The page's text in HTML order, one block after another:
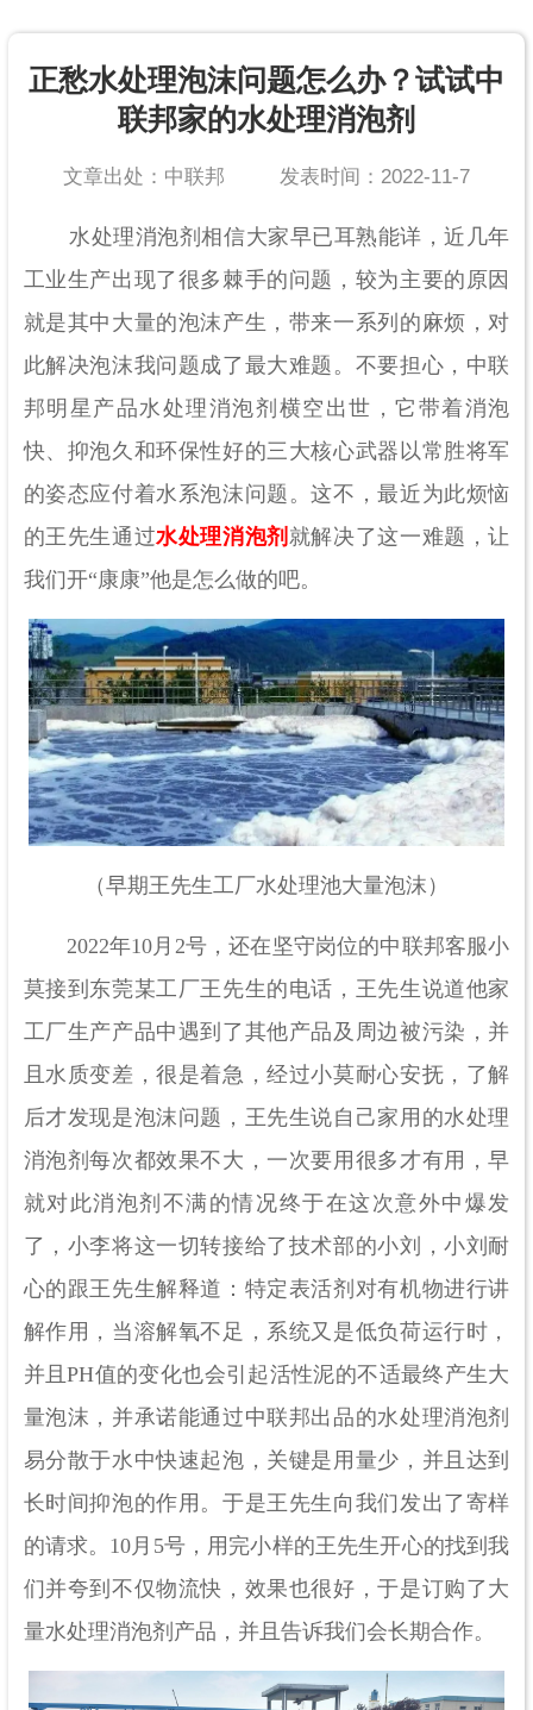
正愁水处理泡沫问题怎么办？试试中
联邦家的水处理消泡剂
文章出处：中联邦 发表时间：2022-11-7
水处理消泡剂相信大家早已耳熟能详，近几年
工业生产出现了很多棘手的问题，较为主要的原因
就是其中大量的泡沫产生，带来一系列的麻烦，对
此解决泡沫我问题成了最大难题。不要担心，中联
邦明星产品水处理消泡剂横空出世，它带着消泡
快、抑泡久和环保性好的三大核心武器以常胜将军
的姿态应付着水系泡沫问题。这不，最近为此烦恼
的王先生通过水处理消泡剂 就解决了这一难题，让
我们开“康康”他是怎么做的吧。
（早期王先生工厂水处理池大量泡沫）
2022年10月2号，还在坚守岗位的中联邦客服小
莫接到东莞某工厂王先生的电话，王先生说道他家
工厂生产产品中遇到了其他产品及周边被污染，并
且水质变差，很是着急，经过小莫耐心安抚，了解
后才发现是泡沫问题，王先生说自己家用的水处理
消泡剂每次都效果不大，一次要用很多才有用，早
就对此消泡剂不满的情况终于在这次意外中爆发
了，小李将这一切转接给了技术部的小刘，小刘耐
心的跟王先生解释道：特定表活剂对有机物进行讲
解作用，当溶解氧不足，系统又是低负荷运行时，
并且PH值的变化也会引起活性泥的不适最终产生大
量泡沫，并承诺能通过中联邦出品的水处理消泡剂
易分散于水中快速起泡，关键是用量少，并且达到
长时间抑泡的作用。于是王先生向我们发出了寄样
的请求。10月5号，用完小样的王先生开心的找到我
们并夸到不仅物流快，效果也很好，于是订购了大
量水处理消泡剂产品，并且告诉我们会长期合作。